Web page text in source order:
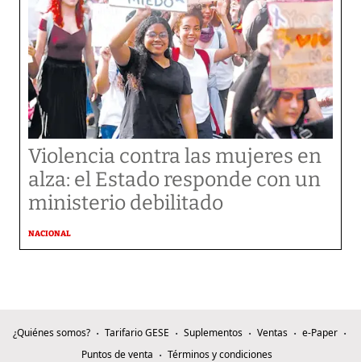
Violencia contra las mujeres en
alza: el Estado responde con un
ministerio debilitado
NACIONAL
¿Quiénes somos? Tarifario GESE Suplementos Ventas
e-Paper
Puntos de venta
Términos y condiciones